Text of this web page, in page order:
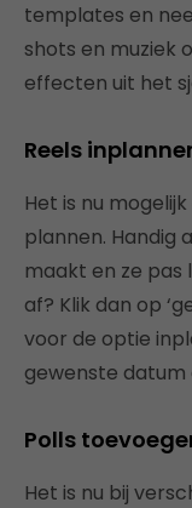
templates en
shots en muziek
effecten uit het
Reels
Het is nu
plannen. Handig
maakt en ze pas
af? Klik dan op
voor de optie
gewenste datum
Polls
Het is nu bij